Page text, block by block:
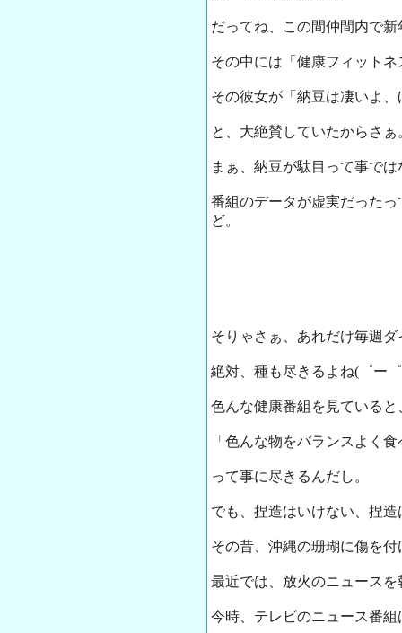
だってね、この間仲間内で
その中には「健康フィット
その彼女が「納豆は凄いよ
と、大絶賛していたからさ
まぁ、納豆が駄目って事では
番組のデータが虚実だった
ど。
そりゃさぁ、あれだけ毎週
絶対、種も尽きるよね(゜ー
色んな健康番組を見ていると
「色んな物をバランスよく
って事に尽きるんだし。
でも、捏造はいけない、捏造
その昔、沖縄の珊瑚に傷を
最近では、放火のニュース
今時、テレビのニュース番